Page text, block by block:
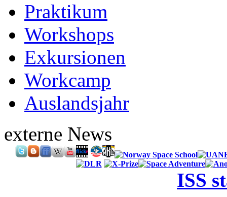
Praktikum
Workshops
Exkursionen
Workcamp
Auslandsjahr
externe News
ISS